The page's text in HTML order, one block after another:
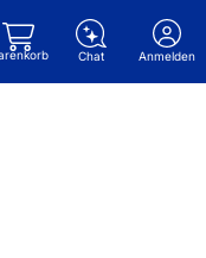
Chat Anmelden